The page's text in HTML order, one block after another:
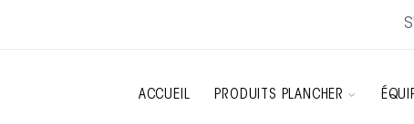
ACCUEIL PRODUITS PLANCHER